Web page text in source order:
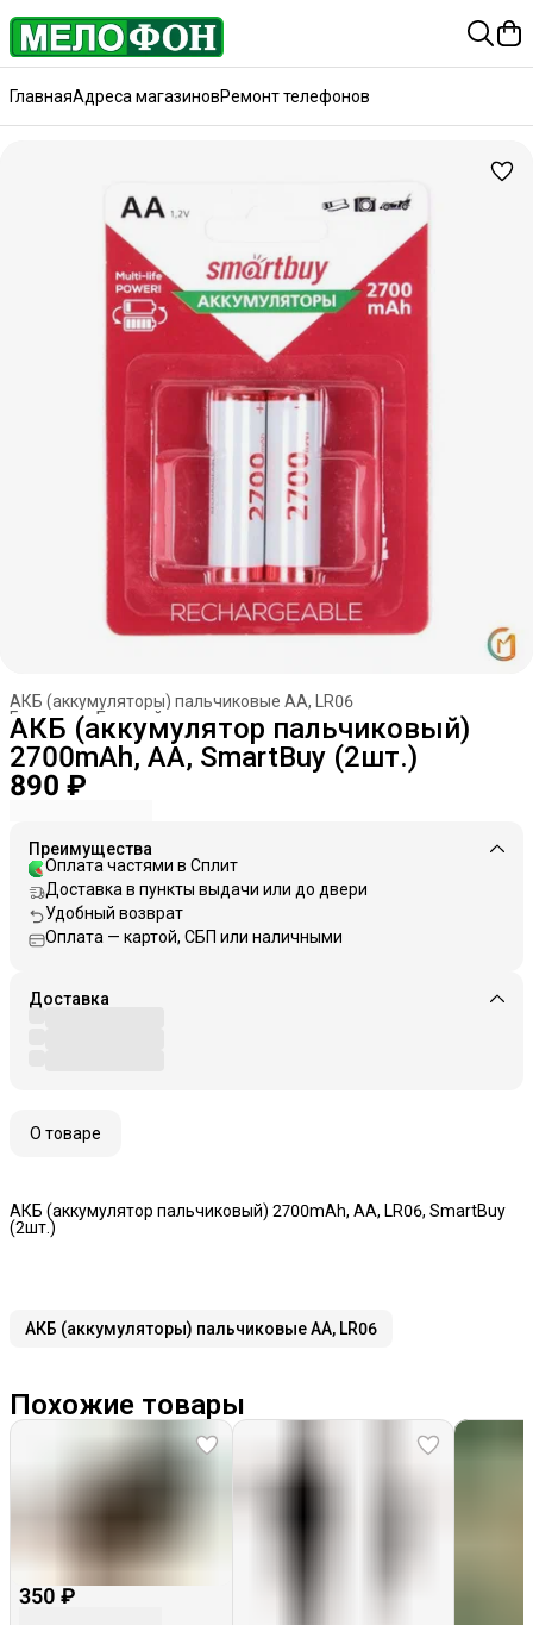
ГлавнаяАдреса магазиновРемонт телефонов
АКБ (аккумуляторы) пальчиковые AA, LR06
Батарейки, аккумуляторы
Главная ›
АКБ (аккумулятор пальчиковый)
2700mAh, AA, SmartBuy (2шт.)
890 ₽
Преимущества
Оплата частями в Сплит
Доставка в пункты выдачи или до двери
Удобный возврат
Оплата — картой, СБП или наличными
Доставка
О товаре
АКБ (аккумулятор пальчиковый) 2700mAh, AA, LR06, SmartBuy
(2шт.)
АКБ (аккумуляторы) пальчиковые AA, LR06
Похожие товары
350 ₽